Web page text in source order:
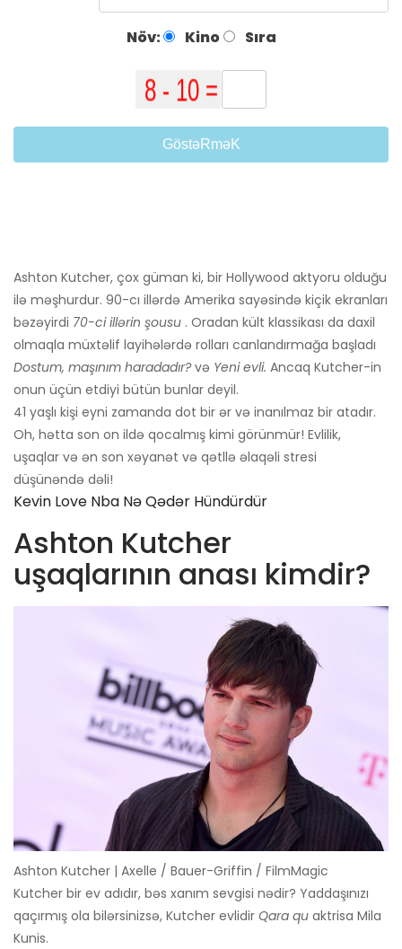
Növ: Kino Sıra
GöstəRməK
Ashton Kutcher, çox güman ki, bir Hollywood aktyoru olduğu
ilə məşhurdur. 90-cı illərdə Amerika sayəsində kiçik ekranları
bəzəyirdi 70-ci illərin şousu . Oradan kült klassikası da daxil
olmaqla müxtəlif layihələrdə rolları canlandırmağa başladı
Dostum, maşınım haradadır?və Yeni evli. Ancaq Kutcher-in
onun üçün etdiyi bütün bunlar deyil.
41 yaşlı kişi eyni zamanda dot bir ər və inanılmaz bir atadır.
Oh, hətta son on ildə qocalmış kimi görünmür! Evlilik,
uşaqlar və ən son xəyanət və qətllə əlaqəli stresi
düşünəndə dəli!
Kevin Love Nba Nə Qədər Hündürdür
Ashton Kutcher
uşaqlarının anası kimdir?
Ashton Kutcher | Axelle / Bauer-Griffin / FilmMagic
Kutcher bir ev adıdır, bəs xanım sevgisi nədir? Yaddaşınızı
qaçırmış ola bilərsinizsə, Kutcher evlidir Qara qu aktrisa Mila
Kunis.